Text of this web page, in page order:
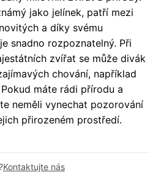
jako jelínek, patří mezi
a díky svému
snadno rozpoznatelný. Při
zvířat se může divák
chování, například
máte rádi přírodu a
neměli vynechat pozorování
přirozeném prostředí.
Kontaktujte nás